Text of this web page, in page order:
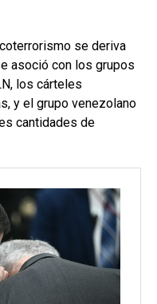
se deriva
asoció con los grupos
los cárteles
y el grupo venezolano
cantidades de